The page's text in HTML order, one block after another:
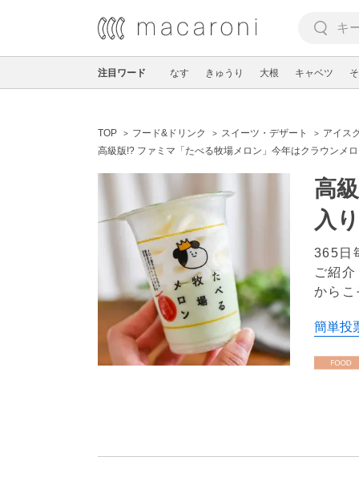
注目ワード なす きゅうり 大根 キャベツ
TOP フード&ドリンク スイーツ・デザート
アイス
高級版!? ファミマ「たべる牧場メロン」今年はクラウンメ
高
入
365日
ご紹
から
簡単投